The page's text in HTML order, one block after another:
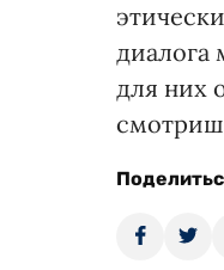
диалога
для них